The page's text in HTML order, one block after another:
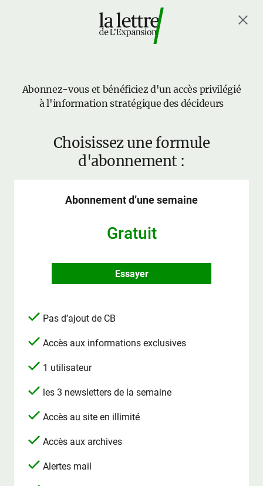
Abonnez-vous et bénéficiez d'un accès privilégié
à l'information stratégique des décideurs
Choisissez une formule
d'abonnement :
Abonnement d’une semaine
Gratuit
Essayer
Pas d’ajout de CB
Accès aux informations exclusives
1 utilisateur
les 3 newsletters de la semaine
Accès au site en illimité
Accès aux archives
Alertes mail